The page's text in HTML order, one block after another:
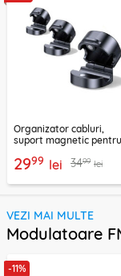
Organizator cabluri,
suport magnetic pentru
2999 lei 3499 lei
VEZI MAI MULTE
Modulatoare
-11%